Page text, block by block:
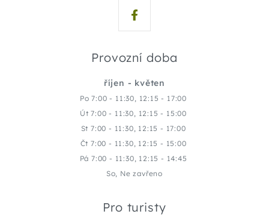
Provozní doba
říjen - květen
Po 7:00 - 11:30, 12:15 - 17:00
Út 7:00 - 11:30, 12:15 - 15:00
St 7:00 - 11:30, 12:15 - 17:00
Čt 7:00 - 11:30, 12:15 - 15:00
Pá 7:00 - 11:30, 12:15 - 14:45
So, Ne zavřeno
Pro turisty